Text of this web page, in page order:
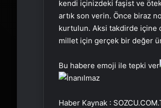
kendi içinizdeki faşist ve
artık son verin. Önce biraz
kurtulun. Aksi takdirde içine
millet için gerçek bir değer
Bu habere emoji ile tepki ver
Haber Kaynak :